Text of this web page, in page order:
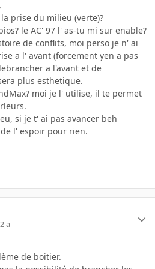
prise du milieu (verte)?
le AC' 97 l' as-tu mi sur enable?
de conflits, moi perso je n' ai
a l' avant (forcement yen a pas
a l'avant et de
plus esthetique.
moi je l' utilise, il te permet
si je t' ai pas avancer beh
l' espoir pour rien.
a
de boitier.